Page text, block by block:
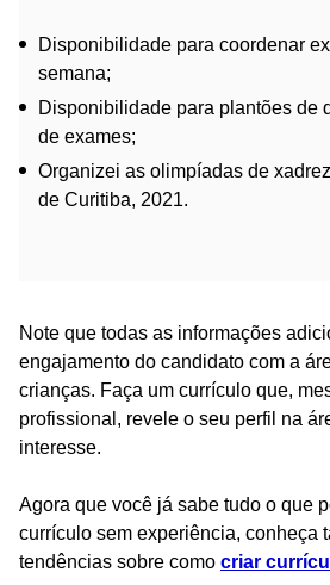
Disponibilidade para coordenar
semana;
Disponibilidade para plantões de
de exames;
Organizei as olimpíadas de
de Curitiba, 2021.
Note que todas as informações
engajamento do candidato com a
crianças. Faça um currículo que,
profissional, revele o seu perfil na
interesse.
Agora que você já sabe tudo o que
currículo sem experiência, conheça
tendências sobre como criar